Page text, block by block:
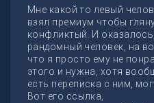
Мне какой то левый
взял премиум чтобы
конфликтый. И
рандомный человек, на
что я просто ему не
этого и нужна, хотя
есть переписка с ним,
Вот его ссылка,